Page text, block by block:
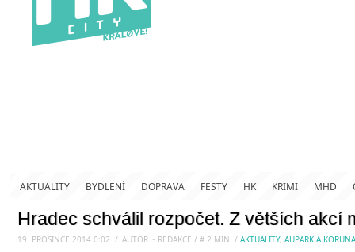
AKTUALITY BYDLENÍ DOPRAVA FESTY HK KRIMI MHD
Hradec schválil rozpočet. Z větších akcí
19. PROSINCE 2014 0:02 / AUTOR ~ REDAKCE / # 2 MIN. / AKTUALITY, AUPARK A KORUNA